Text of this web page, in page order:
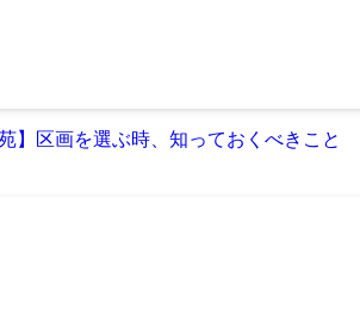
】区画を選ぶ時、知っておくべきこと